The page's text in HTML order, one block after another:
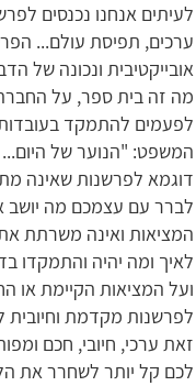
לעיתים אנחנו נכנסים
ערכים, תפיסת עולם...
אובייקטיבית ונכונה של
מה זה בית ספר, על
לפעמים להתמקד
המשפט: "הנוער של היום...
דוגמא לפרשנות שאינה
לברר עם עצמכם מה יושב
המציאות ואינה משרתת
לאיך ומה יהיה והתמקדו
ועל המציאות הקיימת או
לפרשנות מקדמת
זאת ערכי, חיובי, חכם
לכם קל יותר לשחרר את